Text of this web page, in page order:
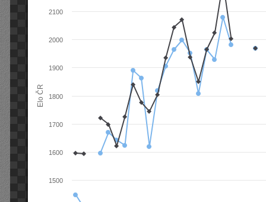
Elo ČR
1500
1600
1700
1800
1900
2000
2100